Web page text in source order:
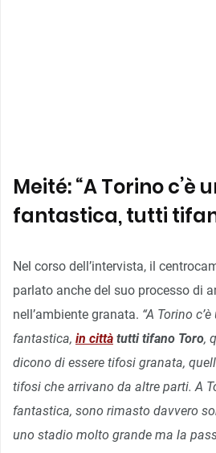
Meité: “A Torino c’è
fantastica, tutti
Nel corso dell’intervista, il
parlato anche del suo processo di
nell’ambiente granata. “A Torino
fantastica, in città tutti tifano Toro,
dicono di essere tifosi granata,
tifosi che arrivano da altre parti. A
fantastica, sono rimasto davvero
uno stadio molto grande ma la